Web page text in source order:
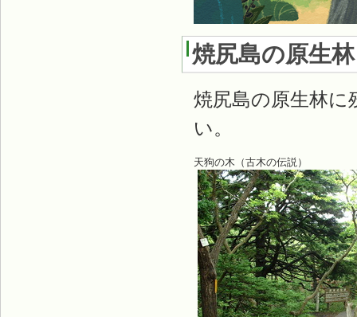
焼尻島の原生林
焼尻島の原生林
い。
天狗の木（古木の伝説）